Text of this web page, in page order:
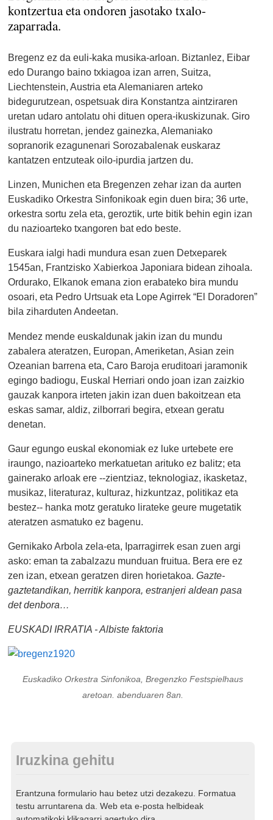
kontzertua eta ondoren jasotako txalo-
zaparrada.
Bregenz ez da euli-kaka musika-arloan. Biztanlez, Eibar
edo Durango baino txkiagoa izan arren, Suitza,
Liechtenstein, Austria eta Alemaniaren arteko
bidegurutzean, ospetsuak dira Konstantza aintziraren
uretan udaro antolatu ohi dituen opera-ikuskizunak. Giro
ilustratu horretan, jendez gainezka, Alemaniako
sopranorik ezagunenari Sorozabalenak euskaraz
kantatzen entzuteak oilo-ipurdia jartzen du.
Linzen, Munichen eta Bregenzen zehar izan da aurten
Euskadiko Orkestra Sinfonikoak egin duen bira; 36 urte,
orkestra sortu zela eta, geroztik, urte bitik behin egin izan
du nazioarteko txangoren bat edo beste.
Euskara ialgi hadi mundura esan zuen Detxeparek
1545an, Frantzisko Xabierkoa Japoniara bidean zihoala.
Ordurako, Elkanok emana zion erabateko bira mundu
osoari, eta Pedro Urtsuak eta Lope Agirrek “El Doradoren”
bila ziharduten Andeetan.
Mendez mende euskaldunak jakin izan du mundu
zabalera ateratzen, Europan, Ameriketan, Asian zein
Ozeanian barrena eta, Caro Baroja eruditoari jaramonik
egingo badiogu, Euskal Herriari ondo joan izan zaizkio
gauzak kanpora irteten jakin izan duen bakoitzean eta
eskas samar, aldiz, zilborrari begira, etxean geratu
denetan.
Gaur egungo euskal ekonomiak ez luke urtebete ere
iraungo, nazioarteko merkatuetan arituko ez balitz; eta
gainerako arloak ere --zientziaz, teknologiaz, ikasketaz,
musikaz, literaturaz, kulturaz, hizkuntzaz, politikaz eta
bestez-- hanka motz geratuko lirateke geure mugetatik
ateratzen asmatuko ez bagenu.
Gernikako Arbola zela-eta, Iparragirrek esan zuen argi
asko: eman ta zabalzazu munduan fruitua. Bera ere ez
zen izan, etxean geratzen diren horietakoa.Gazte-
gaztetandikan, herritik kanpora, estranjeri aldean pasa
det denbora…
EUSKADI IRRATIA - Albiste faktoria
Euskadiko Orkestra Sinfonikoa, Bregenzko Festspielhaus
aretoan. abenduaren 8an.
Iruzkina gehitu
Erantzuna formulario hau betez utzi dezakezu. Formatua
testu arruntarena da. Web eta e-posta helbideak